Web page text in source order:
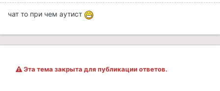
чат то при чем аутист
Эта тема закрыта для публикации ответов.